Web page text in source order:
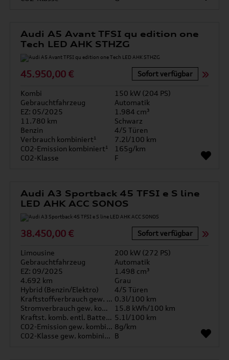
Audi A5 Avant TFSI qu edition one
Tech LED AHK STHZG
45.950,00 € Sofort verfügbar
Kombi
150 kW (204 PS)
Gebrauchtfahrzeug
Automatik
EZ: 05/2025
1.984 cm³
11.780 km
Schwarz
Benzin
4/5 Türen
Verbrauch kombiniert¹
7.2l/100 km
CO2-Emission kombiniert¹
165g/km
CO2-Klasse
F
Audi A3 Sportback 45 TFSI e S line
LED AHK ACC SONOS
38.450,00 € Sofort verfügbar
Limousine
200 kW (272 PS)
Gebrauchtfahrzeug
Automatik
EZ: 09/2025
1.498 cm³
4.692 km
Grau
Hybrid (Benzin/Elektro)
4/5 Türen
Kraftstoffverbrauch gew. kombiniert 0.3l/100 km
Stromverbrauch gew. kombiniert
15.8 kWh/100 km
Kraftst. komb. entl. Batterie 5.1l/100 km
CO2-Emission gew. kombiniert 8g/km
CO2-Klasse gew. kombiniert B